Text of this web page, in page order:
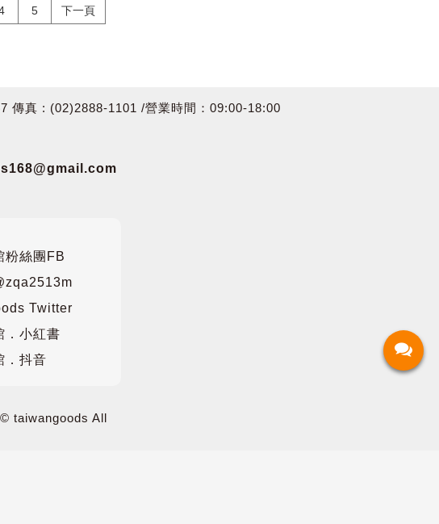
5 下一頁
傳真 : (02)2888-1101 /營業時間：09:00-18:00
粉絲團FB
Twitter
．小紅書
．抖音
taiwangoods All